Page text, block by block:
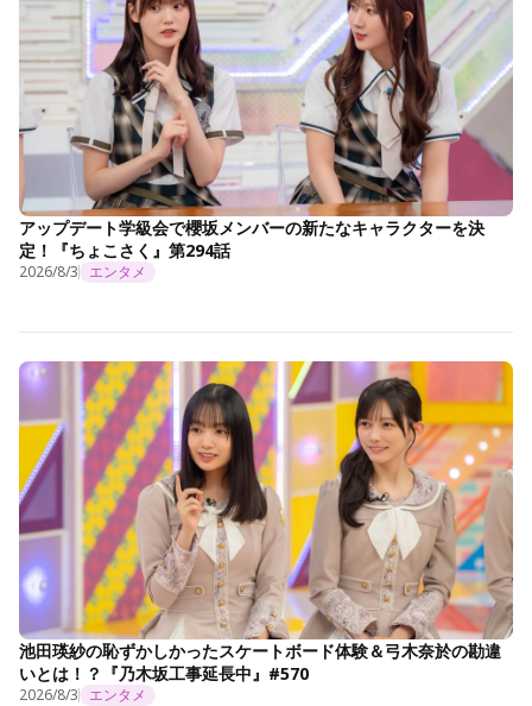
アップデート学級会で櫻坂メンバーの新たなキャラクターを決
定！『ちょこさく』第294話
2026/8/3 エンタメ
池田瑛紗の恥ずかしかったスケートボード体験＆弓木奈於の勘違
いとは！？『乃木坂工事延長中』#570
2026/8/3 エンタメ